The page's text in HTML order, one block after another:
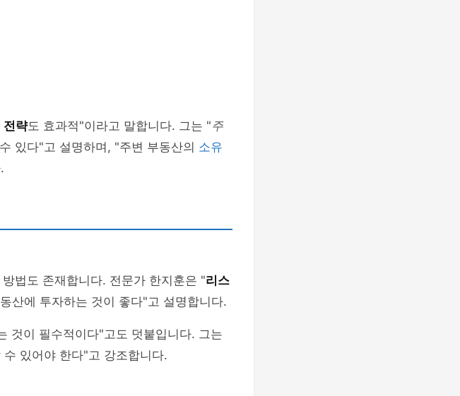
전략도 효과적"이라고 말합니다. 그는 "주
있다"고 설명하며, "주변 부동산의 소유
법도 존재합니다. 전문가 한지훈은 "리스
산에 투자하는 것이 좋다"고 설명합니다.
것이 필수적이다"고도 덧붙입니다. 그는
있어야 한다"고 강조합니다.